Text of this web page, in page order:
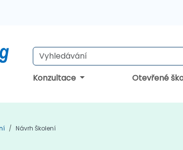
Konzultace Otevřené
Návrh Školení